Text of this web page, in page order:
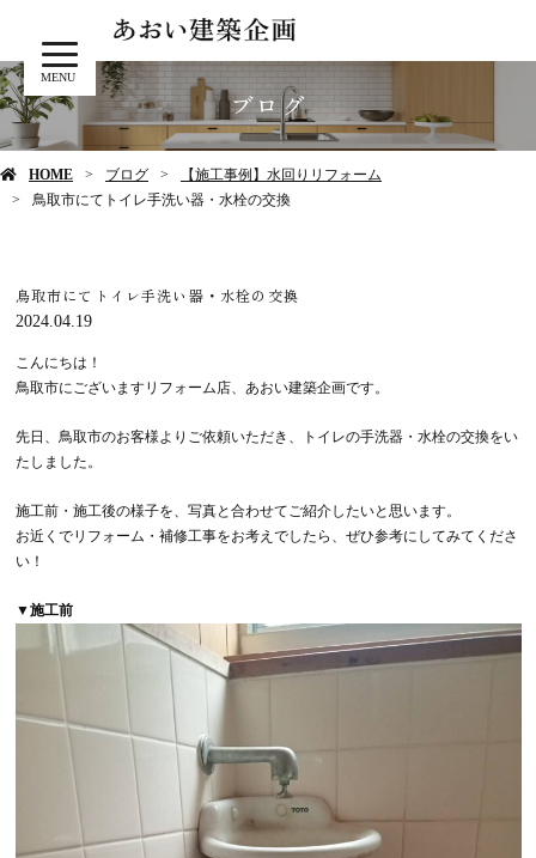
MENU
ブログ
HOME ブログ
【施工事例】水回りリフォーム
鳥取市にてトイレ手洗い器・水栓の交換
鳥取市にてトイレ手洗い器・水栓の交換
2024.04.19
こんにちは！
鳥取市にございますリフォーム店、あおい建築企画です。
先日、鳥取市のお客様よりご依頼いただき、トイレの手洗器・水栓の交換をい
たしました。
施工前・施工後の様子を、写真と合わせてご紹介したいと思います。
お近くでリフォーム・補修工事をお考えでしたら、ぜひ参考にしてみてくださ
い！
▼施工前